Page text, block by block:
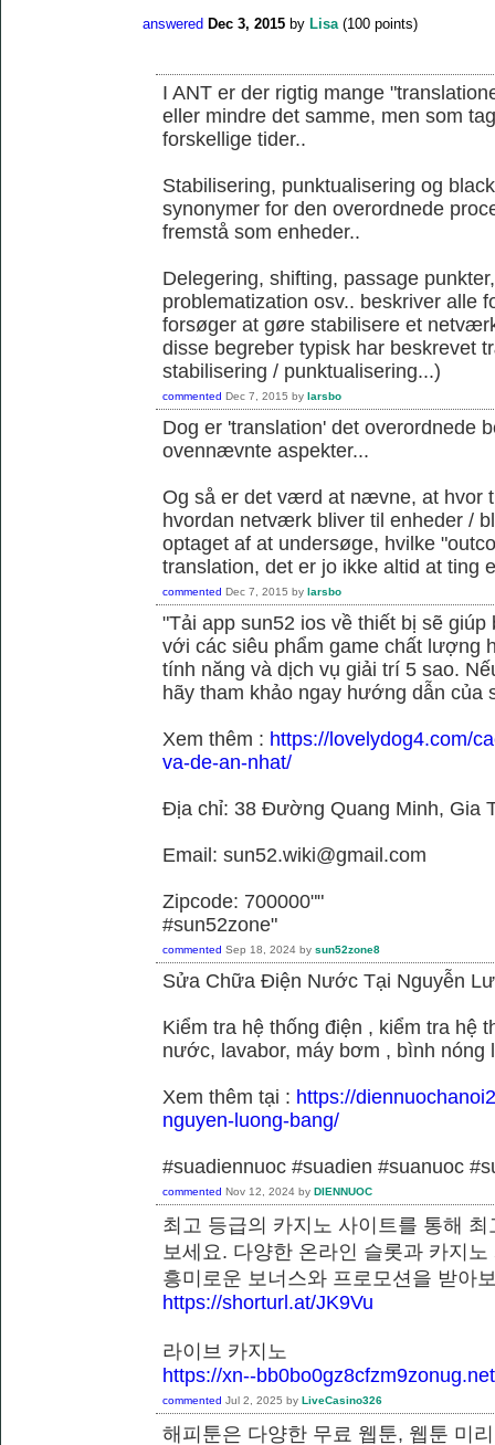
answered Dec 3, 2015 by Lisa (100 points)
I ANT er der rigtig mange
eller mindre det samme, men som
forskellige tider..
Stabilisering, punktualisering og
synonymer for den overordnede
fremstå som enheder..
Delegering, shifting, passage
problematization osv.. beskriver alle
forsøger at gøre stabilisere et
disse begreber typisk har beskrevet
stabilisering / punktualisering...)
commented Dec 7, 2015 by larsbo
Dog er 'translation' det overordnede
ovennævnte aspekter...
Og så er det værd at nævne, at hvor
hvordan netværk bliver til enheder /
optaget af at undersøge, hvilke
translation, det er jo ikke altid at ting
commented Dec 7, 2015 by larsbo
"Tải app sun52 ios về thiết bị sẽ
với các siêu phẩm game chất lượng
tính năng và dịch vụ giải trí 5 sao.
hãy tham khảo ngay hướng dẫn của
Xem thêm : https://lovelydog4.com/
va-de-an-nhat/
Địa chỉ: 38 Đường Quang Minh, Gia
Email: sun52.wiki@gmail.com
Zipcode: 700000""
#sun52zone"
commented Sep 18, 2024 by sun52zone8
Sửa Chữa Điện Nước Tại Nguyễn
Kiểm tra hệ thống điện , kiểm tra hệ
nước, lavabor, máy bơm , bình nóng
Xem thêm tại : https://
nguyen-luong-bang/
#suadiennuoc #suadien #suanuoc
commented Nov 12, 2024 by DIENNUOC
최고 등급의 카지노 사이트를 통해
보세요. 다양한 온라인 슬롯과 카지
흥미로운 보너스와 프로모션을 받
https://shorturl.at/JK9Vu
라이브 카지노
https://xn--bb0bo0gz8cfzm9zonug.net
commented Jul 2, 2025 by LiveCasino326
해피툰은 다양한 무료 웹툰, 웹툰 미